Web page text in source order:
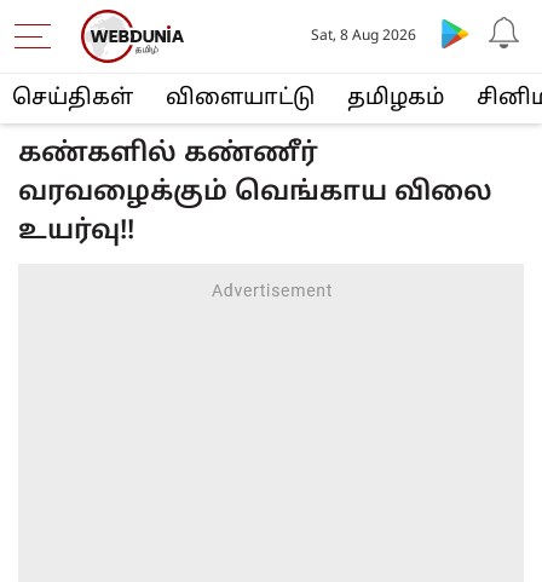
செய்திகள் விளையா‌ட்டு த‌மிழக‌ம்
Sat, 8 Aug 2026
கண்களில் கண்ணீர்
வரவழைக்கும் வெங்காய விலை
உயர்வு!!